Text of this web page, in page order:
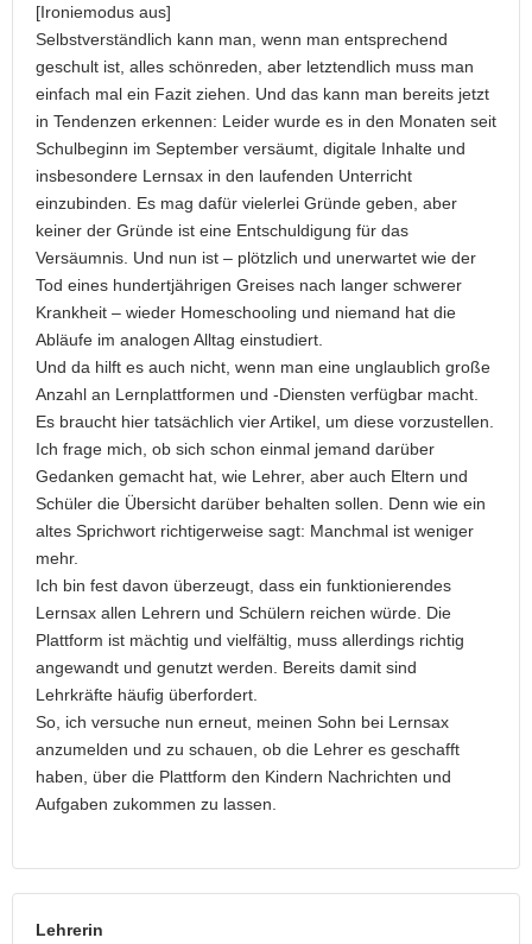
[Ironiemodus aus]
Selbstverständlich kann man, wenn man entsprechend
geschult ist, alles schönreden, aber letztendlich muss man
einfach mal ein Fazit ziehen. Und das kann man bereits jetzt
in Tendenzen erkennen: Leider wurde es in den Monaten seit
Schulbeginn im September versäumt, digitale Inhalte und
insbesondere Lernsax in den laufenden Unterricht
einzubinden. Es mag dafür vielerlei Gründe geben, aber
keiner der Gründe ist eine Entschuldigung für das
Versäumnis. Und nun ist – plötzlich und unerwartet wie der
Tod eines hundertjährigen Greises nach langer schwerer
Krankheit – wieder Homeschooling und niemand hat die
Abläufe im analogen Alltag einstudiert.
Und da hilft es auch nicht, wenn man eine unglaublich große
Anzahl an Lernplattformen und -Diensten verfügbar macht.
Es braucht hier tatsächlich vier Artikel, um diese vorzustellen.
Ich frage mich, ob sich schon einmal jemand darüber
Gedanken gemacht hat, wie Lehrer, aber auch Eltern und
Schüler die Übersicht darüber behalten sollen. Denn wie ein
altes Sprichwort richtigerweise sagt: Manchmal ist weniger
mehr.
Ich bin fest davon überzeugt, dass ein funktionierendes
Lernsax allen Lehrern und Schülern reichen würde. Die
Plattform ist mächtig und vielfältig, muss allerdings richtig
angewandt und genutzt werden. Bereits damit sind
Lehrkräfte häufig überfordert.
So, ich versuche nun erneut, meinen Sohn bei Lernsax
anzumelden und zu schauen, ob die Lehrer es geschafft
haben, über die Plattform den Kindern Nachrichten und
Aufgaben zukommen zu lassen.
Lehrerin